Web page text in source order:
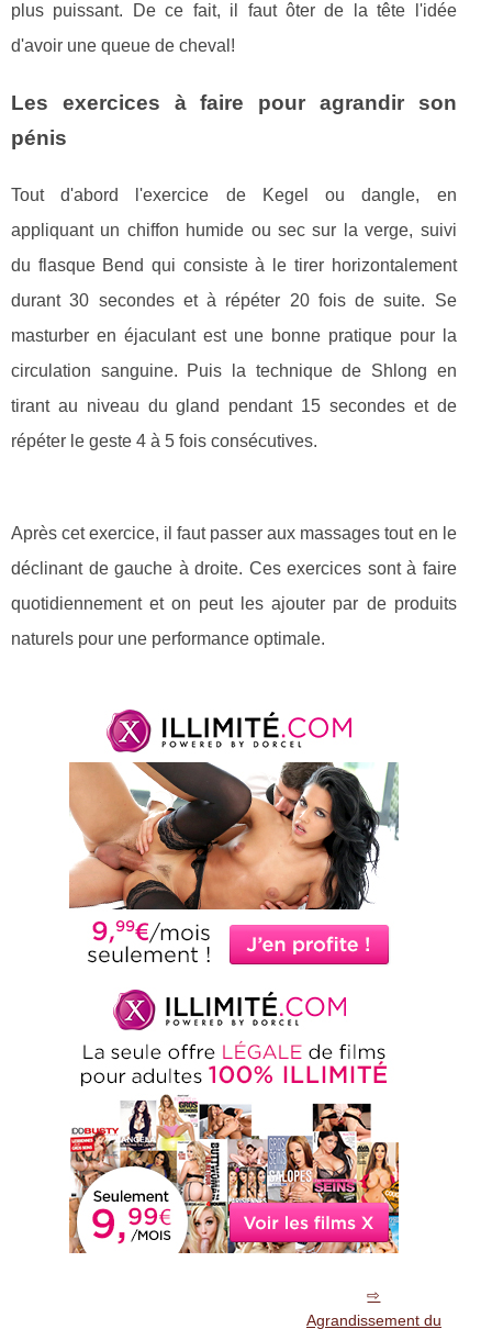
plus puissant. De ce fait, il faut ôter de la tête l'idée
d'avoir une queue de cheval!
Les exercices à faire pour agrandir son
pénis
Tout d'abord l'exercice de Kegel ou dangle, en
appliquant un chiffon humide ou sec sur la verge, suivi
du flasque Bend qui consiste à le tirer horizontalement
durant 30 secondes et à répéter 20 fois de suite. Se
masturber en éjaculant est une bonne pratique pour la
circulation sanguine. Puis la technique de Shlong en
tirant au niveau du gland pendant 15 secondes et de
répéter le geste 4 à 5 fois consécutives.
Après cet exercice, il faut passer aux massages tout en le
déclinant de gauche à droite. Ces exercices sont à faire
quotidiennement et on peut les ajouter par de produits
naturels pour une performance optimale.
Agrandissement du